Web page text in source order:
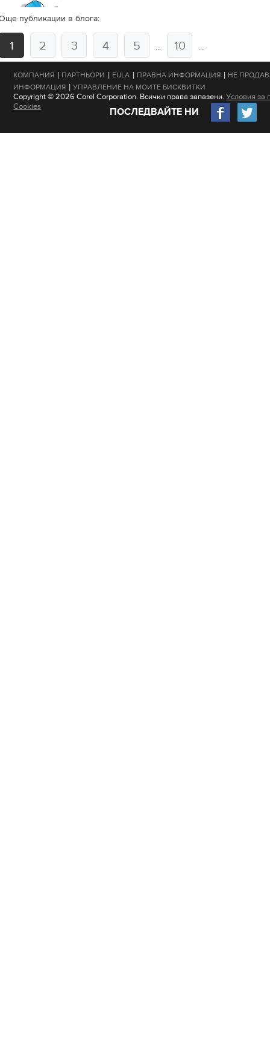
публикации в блога:
1 2 3 4 5 ... 10 ...
КОМПАНИЯ | ПАРТНЬОРИ | EULA | ПРАВНА ИНФОРМАЦИЯ | НЕ
ИНФОРМАЦИЯ | УПРАВЛЕНИЕ НА МОИТЕ БИСКВИТКИ
Copyright © 2026 Corel Corporation. Всички права запазени.Условия за
Cookies
ПОСЛЕДВАЙТЕ НИ